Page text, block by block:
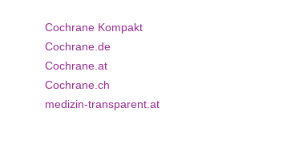
Cochrane Kompakt
Cochrane.de
Cochrane.at
Cochrane.ch
medizin-transparent.at